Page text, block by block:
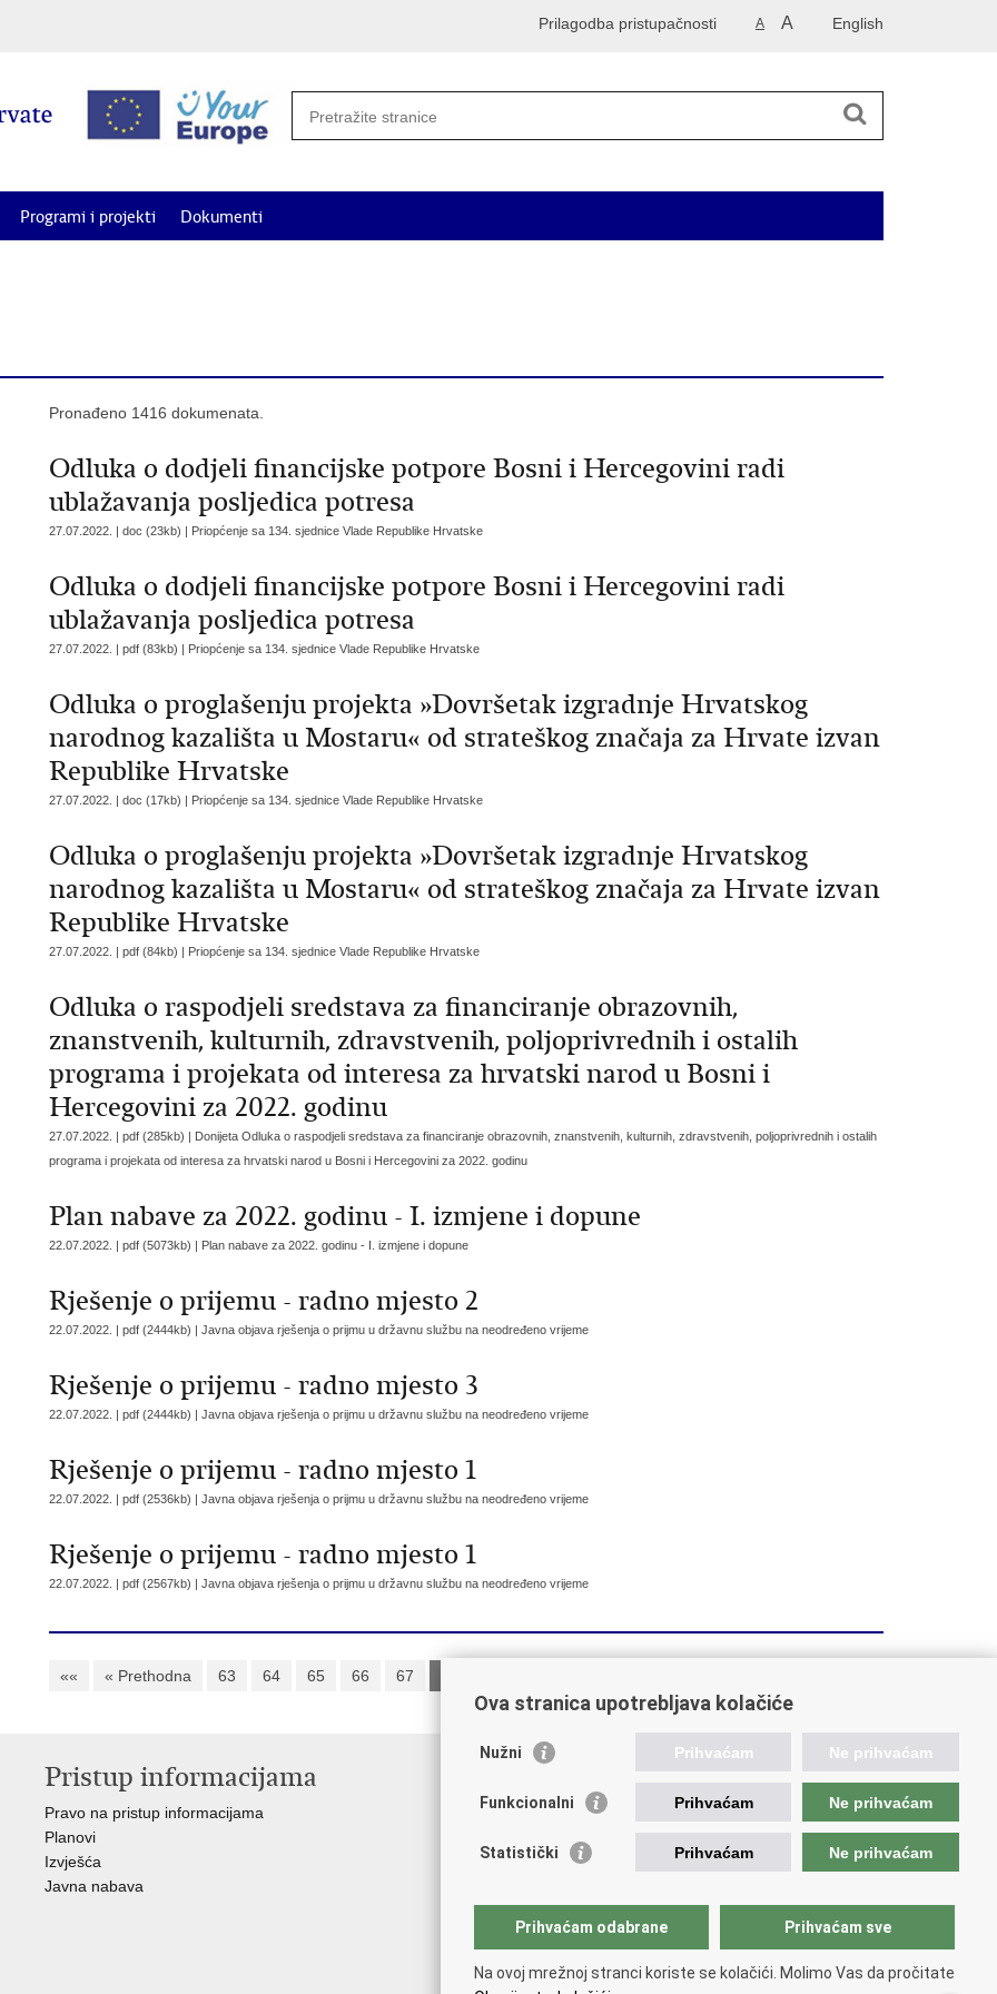
English
A A
Prilagodba pristupačnosti
Programi i projekti Dokumenti
Pronađeno 1416 dokumenata.
Odluka o dodjeli financijske potpore Bosni i Hercegovini radi
ublažavanja posljedica potresa
27.07.2022. | doc (23kb) | Priopćenje sa 134. sjednice Vlade Republike Hrvatske
Odluka o dodjeli financijske potpore Bosni i Hercegovini radi
ublažavanja posljedica potresa
27.07.2022. | pdf (83kb) | Priopćenje sa 134. sjednice Vlade Republike Hrvatske
Odluka o proglašenju projekta »Dovršetak izgradnje Hrvatskog
narodnog kazališta u Mostaru« od strateškog značaja za Hrvate izvan
Republike Hrvatske
27.07.2022. | doc (17kb) | Priopćenje sa 134. sjednice Vlade Republike Hrvatske
Odluka o proglašenju projekta »Dovršetak izgradnje Hrvatskog
narodnog kazališta u Mostaru« od strateškog značaja za Hrvate izvan
Republike Hrvatske
27.07.2022. | pdf (84kb) | Priopćenje sa 134. sjednice Vlade Republike Hrvatske
Odluka o raspodjeli sredstava za financiranje obrazovnih,
znanstvenih, kulturnih, zdravstvenih, poljoprivrednih i ostalih
programa i projekata od interesa za hrvatski narod u Bosni i
Hercegovini za 2022. godinu
27.07.2022. | pdf (285kb) | Donijeta Odluka o raspodjeli sredstava za financiranje obrazovnih, znanstvenih, kulturnih, zdravstvenih, poljoprivrednih i ostalih
programa i projekata od interesa za hrvatski narod u Bosni i Hercegovini za 2022. godinu
Plan nabave za 2022. godinu - I. izmjene i dopune
22.07.2022. | pdf (5073kb) | Plan nabave za 2022. godinu - I. izmjene i dopune
Rješenje o prijemu - radno mjesto 2
22.07.2022. | pdf (2444kb) | Javna objava rješenja o prijmu u državnu službu na neodređeno vrijeme
Rješenje o prijemu - radno mjesto 3
22.07.2022. | pdf (2444kb) | Javna objava rješenja o prijmu u državnu službu na neodređeno vrijeme
Rješenje o prijemu - radno mjesto 1
22.07.2022. | pdf (2536kb) | Javna objava rješenja o prijmu u državnu službu na neodređeno vrijeme
Rješenje o prijemu - radno mjesto 1
22.07.2022. | pdf (2567kb) | Javna objava rješenja o prijmu u državnu službu na neodređeno vrijeme
«« « Prethodna 63 64 65 66 67
Pristup informacijama
Pravo na pristup informacijama
Planovi
Izvješća
Javna nabava
Vlada RH
Ured predsjednika
Ministarstvo demografije i useljeništva
Hrvatska matica iseljenika
Ova stranica upotrebljava kolačiće
Nužni Prihvaćam Ne prihvaćam
Funkcionalni Prihvaćam Ne prihvaćam
Statistički Prihvaćam Ne prihvaćam
Prihvaćam odabrane Prihvaćam sve
Na ovoj mrežnoj stranci koriste se kolačići. Molimo Vas da pročitate